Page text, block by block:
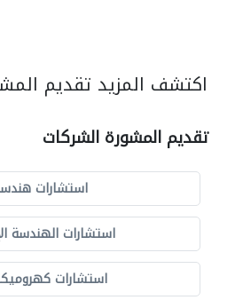
اكتشف المزيد تقديم
تقديم المشورة الشركات
استشارات
استشارات الهندسة
استشارات